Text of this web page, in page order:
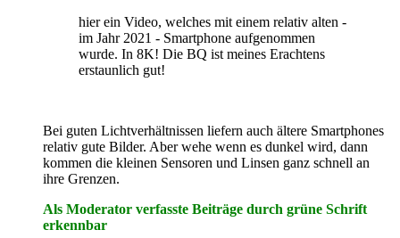
hier ein Video, welches mit einem relativ alten -
im Jahr 2021 - Smartphone aufgenommen
wurde. In 8K! Die BQ ist meines Erachtens
erstaunlich gut!
Bei guten Lichtverhältnissen liefern auch ältere Smartphones
relativ gute Bilder. Aber wehe wenn es dunkel wird, dann
kommen die kleinen Sensoren und Linsen ganz schnell an
ihre Grenzen.
Als Moderator verfasste Beiträge durch grüne Schrift
erkennbar